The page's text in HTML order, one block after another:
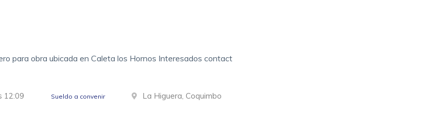
para obra ubicada en Caleta los Hornos Interesados contact
12:09 Sueldo a convenir La Higuera, Coquimbo